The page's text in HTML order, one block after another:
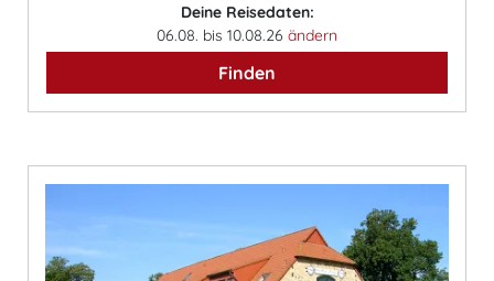
Deine Reisedaten:
06.08. bis 10.08.26 ändern
Finden